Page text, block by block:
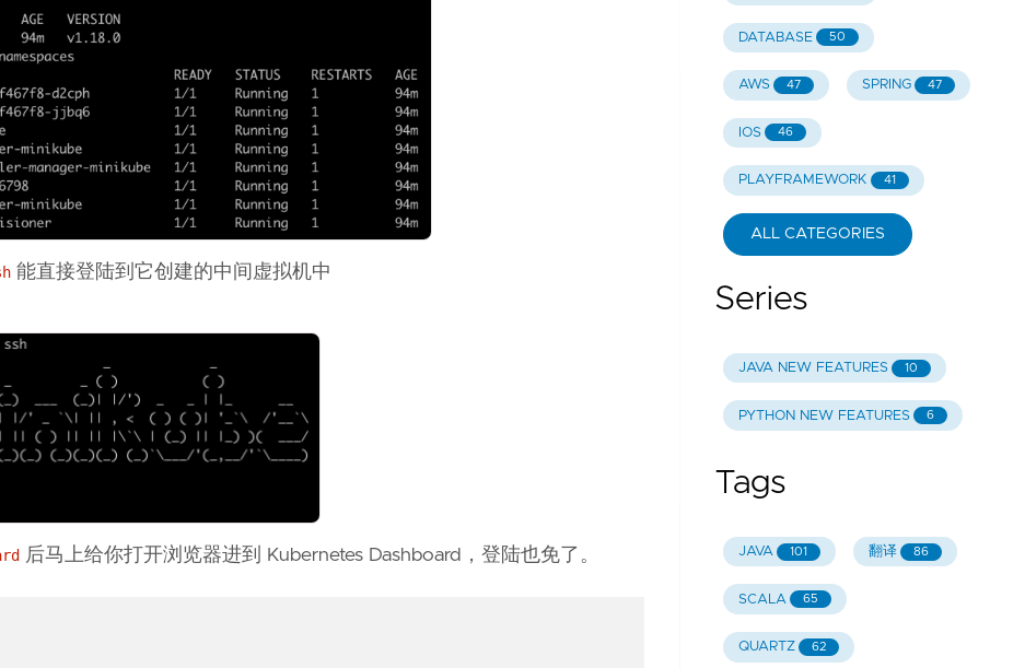
能直接登陆到它创建的中间虚拟机中
后马上给你打开浏览器进到 Kubernetes Dashboard，登陆也免了。
DATABASE 50
AWS 47 SPRING 47
IOS 46
PLAYFRAMEWORK 41
ALL CATEGORIES
Series
JAVA NEW FEATURES 10
PYTHON NEW FEATURES 6
Tags
JAVA 101 翻译 86
SCALA 65
QUARTZ 62